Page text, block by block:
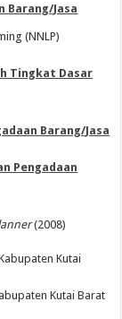
Barang/Jasa
(NNLP)
Tingkat Dasar
Barang/Jasa
Pengadaan
(2008)
Kutai
Kutai Barat